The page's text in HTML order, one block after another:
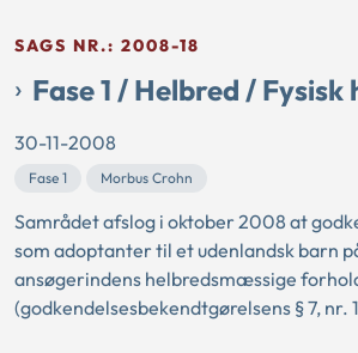
SAGS NR.: 2008-18
Fase 1 / Helbred / Fysisk
30-11-2008
Fase 1 Morbus Crohn
Samrådet afslog i oktober 2008 at
som adoptanter til et udenlandsk barn
ansøgerindens helbredsmæssige
(godkendelsesbekendtgørelsens § 7, nr.